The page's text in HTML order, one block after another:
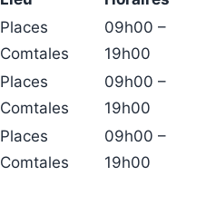
Places
Comtales
09h00 –
19h00
Places
Comtales
09h00 –
19h00
Places
Comtales
09h00 –
19h00